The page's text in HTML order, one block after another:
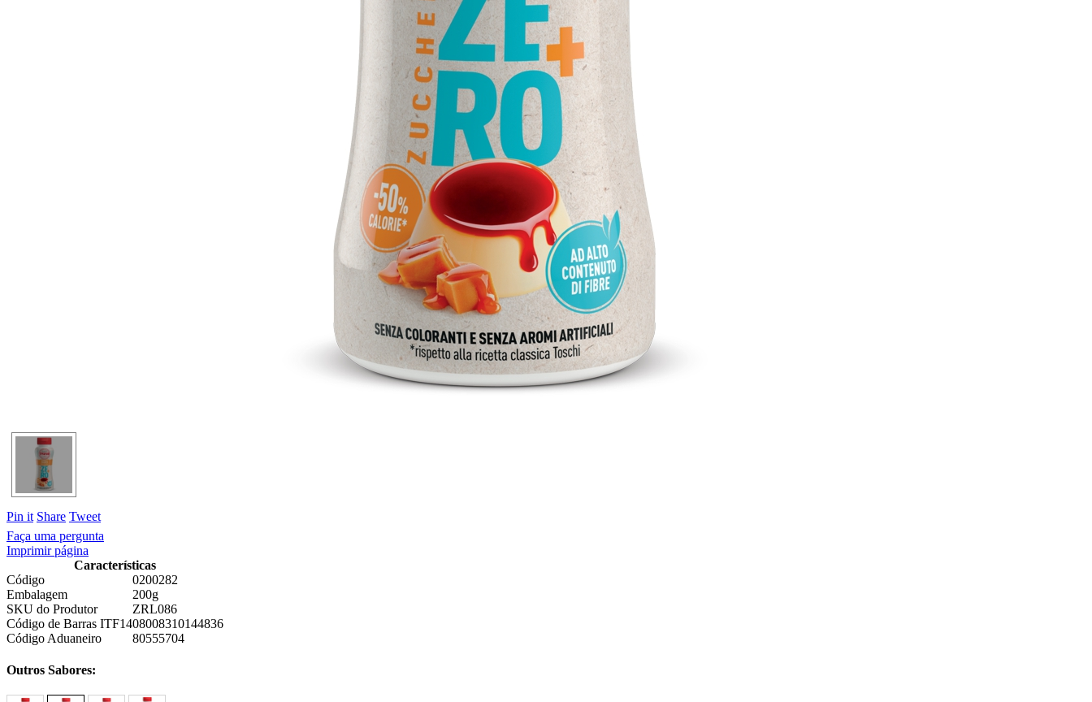
Pin it Share Tweet
Faça uma pergunta
Imprimir página
Características
Código
0200282
Embalagem
200g
SKU do Produtor
ZRL086
Código de Barras ITF1408008310144836
Código Aduaneiro
80555704
Outros Sabores: